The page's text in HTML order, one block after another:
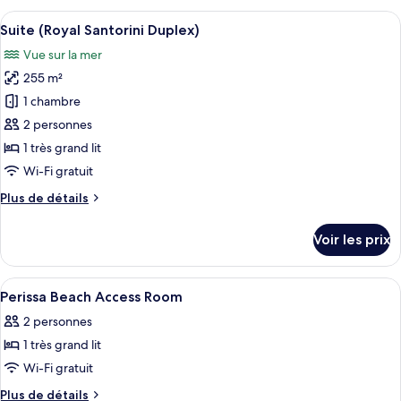
type
de
chambre
Chambre,
vue
mer
(Perissa)
Afficher
toutes
les
photos
pour
ce
type
de
chambre :
Suite
Duplex)
Suite (Royal Santorini Duplex) |
6
Suite (Royal Santorini Duplex)
Vue sur la mer
255 m²
1 chambre
2 personnes
1 très grand lit
Wi-Fi gratuit
Plus de détails
Plus
le
type
de
Suite
(Royal
Duplex)
Voir les prix
Afficher
toutes
les
photos
pour
ce
Literie de qualité supérieure,
4
Perissa Beach Access Room
2 personnes
1 très grand lit
Wi-Fi gratuit
Plus de détails
Plus